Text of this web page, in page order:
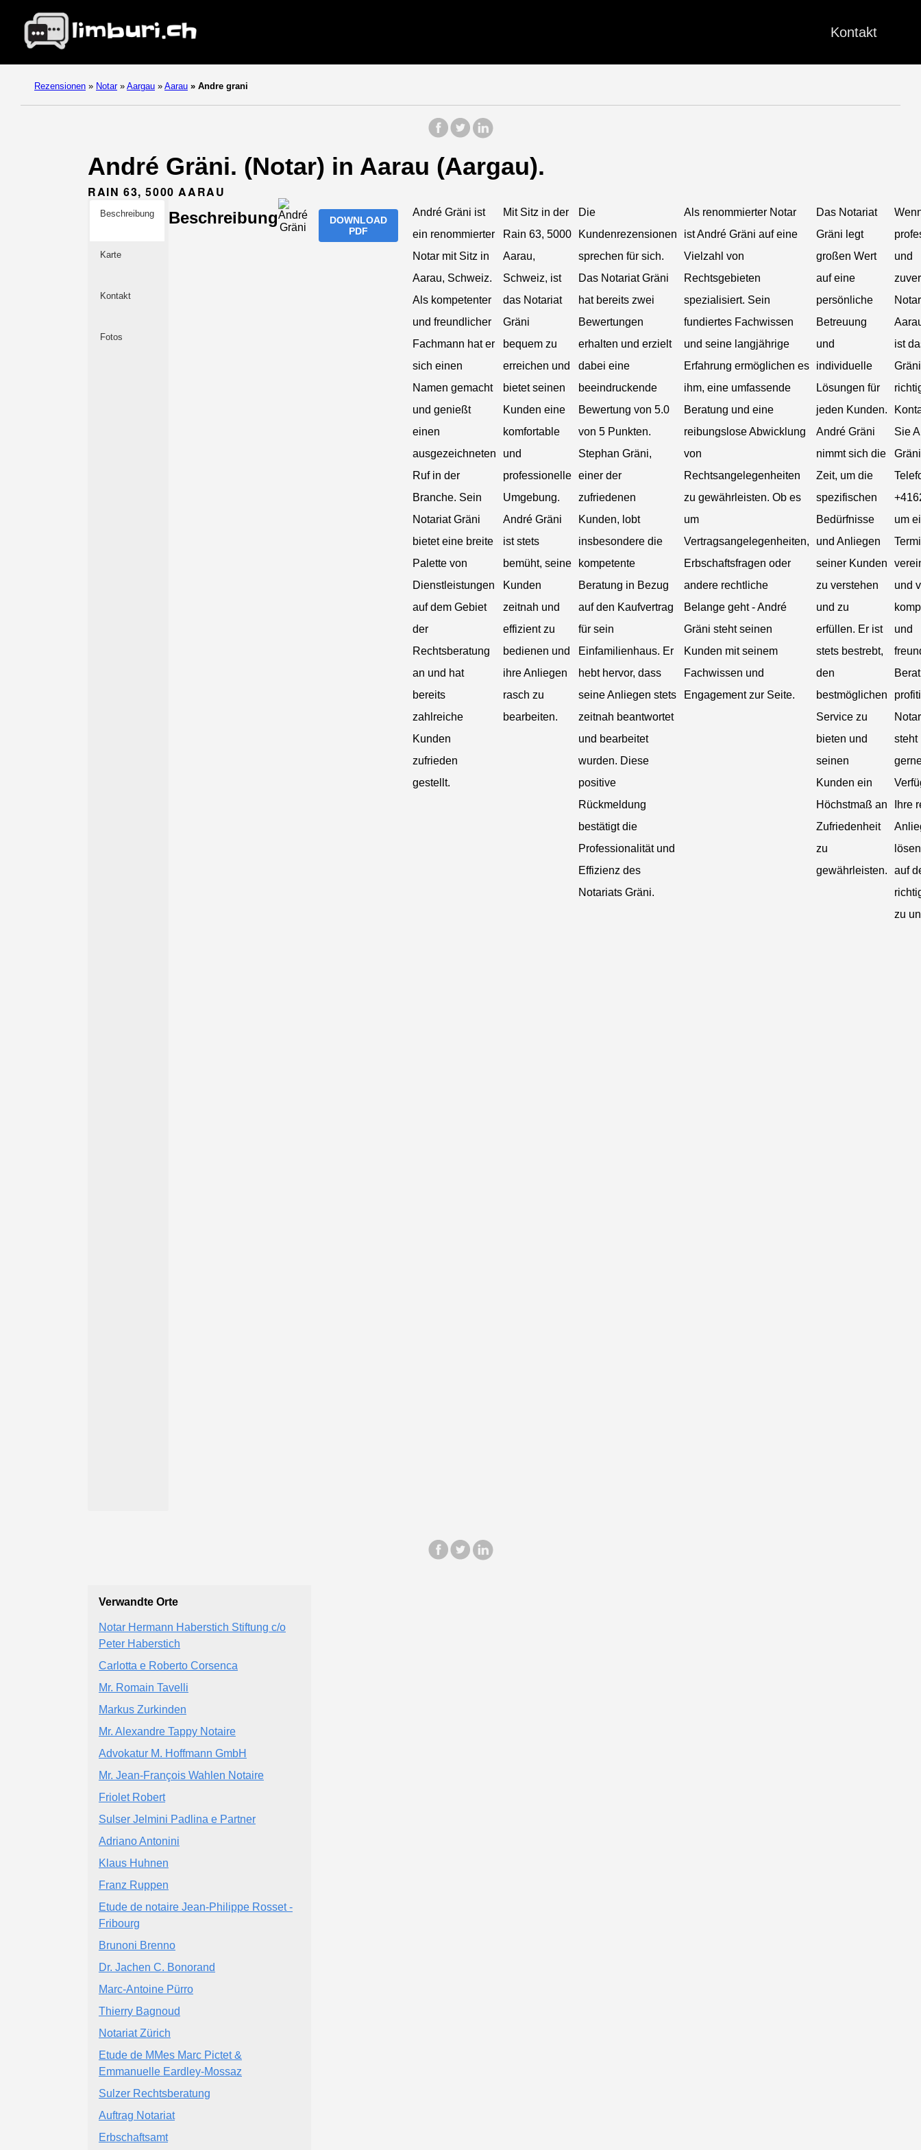
Kontakt
Rezensionen » Notar » Aargau » Aarau » Andre grani
André Gräni. (Notar) in Aarau (Aargau).
RAIN 63, 5000 AARAU
Beschreibung
Karte
Kontakt
Fotos
Beschreibung
DOWNLOAD
PDF
André Gräni ist
ein renommierter
Notar mit Sitz in
Aarau, Schweiz.
Als kompetenter
und freundlicher
Fachmann hat er
sich einen
Namen gemacht
und genießt
einen
ausgezeichneten
Ruf in der
Branche. Sein
Notariat Gräni
bietet eine breite
Palette von
Dienstleistungen
auf dem Gebiet
der
Rechtsberatung
an und hat
bereits
zahlreiche
Kunden
zufrieden
gestellt.
Mit Sitz in der
Rain 63, 5000
Aarau,
Schweiz, ist
das Notariat
Gräni
bequem zu
erreichen und
bietet seinen
Kunden eine
komfortable
und
professionelle
Umgebung.
André Gräni
ist stets
bemüht, seine
Kunden
zeitnah und
effizient zu
bedienen und
ihre Anliegen
rasch zu
bearbeiten.
Die
Kundenrezensionen
sprechen für sich.
Das Notariat Gräni
hat bereits zwei
Bewertungen
erhalten und erzielt
dabei eine
beeindruckende
Bewertung von 5.0
von 5 Punkten.
Stephan Gräni,
einer der
zufriedenen
Kunden, lobt
insbesondere die
kompetente
Beratung in Bezug
auf den Kaufvertrag
für sein
Einfamilienhaus. Er
hebt hervor, dass
seine Anliegen stets
zeitnah beantwortet
und bearbeitet
wurden. Diese
positive
Rückmeldung
bestätigt die
Professionalität und
Effizienz des
Notariats Gräni.
Als renommierter Notar
ist André Gräni auf eine
Vielzahl von
Rechtsgebieten
spezialisiert. Sein
fundiertes Fachwissen
und seine langjährige
Erfahrung ermöglichen es
ihm, eine umfassende
Beratung und eine
reibungslose Abwicklung
von
Rechtsangelegenheiten
zu gewährleisten. Ob es
um
Vertragsangelegenheiten,
Erbschaftsfragen oder
andere rechtliche
Belange geht - André
Gräni steht seinen
Kunden mit seinem
Fachwissen und
Engagement zur Seite.
Das Notariat
Gräni legt
großen Wert
auf eine
persönliche
Betreuung
und
individuelle
Lösungen für
jeden Kunden.
André Gräni
nimmt sich die
Zeit, um die
spezifischen
Bedürfnisse
und Anliegen
seiner Kunden
zu verstehen
und zu
erfüllen. Er ist
stets bestrebt,
den
bestmöglichen
Service zu
bieten und
seinen
Kunden ein
Höchstmaß an
Zufriedenheit
zu
gewährleisten.
und
ist
Sie
um
und
und
steht
Ihre
auf
zu
Verwandte Orte
Notar Hermann Haberstich Stiftung c/o
Peter Haberstich
Carlotta e Roberto Corsenca
Mr. Romain Tavelli
Markus Zurkinden
Mr. Alexandre Tappy Notaire
Advokatur M. Hoffmann GmbH
Mr. Jean-François Wahlen Notaire
Friolet Robert
Sulser Jelmini Padlina e Partner
Adriano Antonini
Klaus Huhnen
Franz Ruppen
Etude de notaire Jean-Philippe Rosset -
Fribourg
Brunoni Brenno
Dr. Jachen C. Bonorand
Marc-Antoine Pürro
Thierry Bagnoud
Notariat Zürich
Etude de MMes Marc Pictet &
Emmanuelle Eardley-Mossaz
Sulzer Rechtsberatung
Auftrag Notariat
Erbschaftsamt